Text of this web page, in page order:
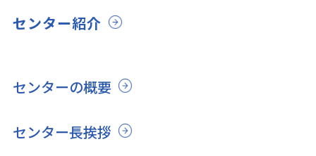
センター紹介
センターの概要
センター長挨拶